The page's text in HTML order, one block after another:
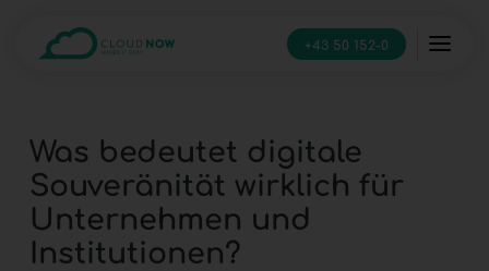
+43 50 152-0
Was bedeutet digitale
Souveränität wirklich für
Unternehmen und
Institutionen?